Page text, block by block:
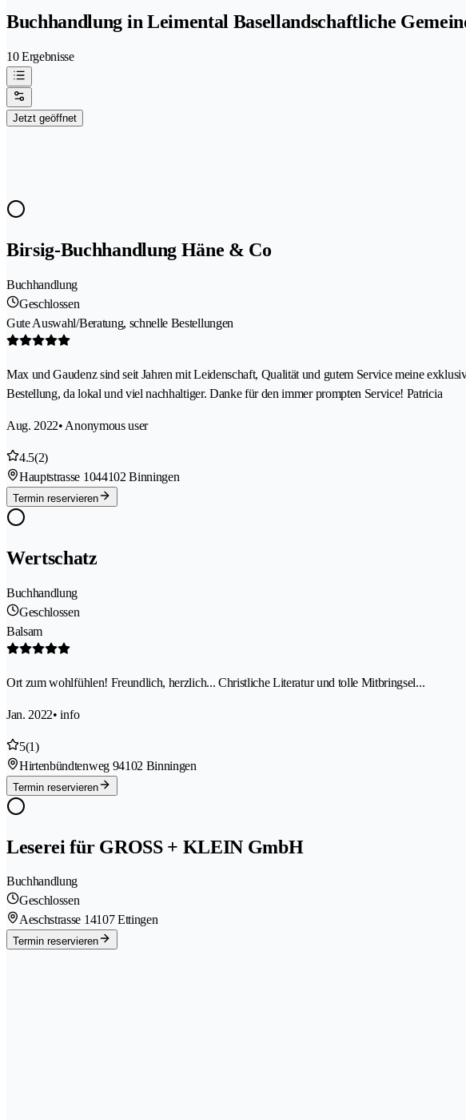
Buchhandlung in Leimental Basellandschaftliche
10 Ergebnisse
Jetzt geöffnet
Birsig-Buchhandlung Häne & Co
Buchhandlung
Geschlossen
Gute Auswahl/Beratung, schnelle Bestellungen
Max und Gaudenz sind seit Jahren mit Leidenschaft, Qualität und gutem Service meine
Bestellung, da lokal und viel nachhaltiger. Danke für den immer prompten Service! Patricia
Aug. 2022• Anonymous user
4.5(2)
Hauptstrasse 1044102 Binningen
Termin reservieren
Wertschatz
Buchhandlung
Geschlossen
Balsam
Ort zum wohlfühlen! Freundlich, herzlich... Christliche Literatur und tolle Mitbringsel...
Jan. 2022• info
5(1)
Hirtenbündtenweg 94102 Binningen
Termin reservieren
Leserei für GROSS + KLEIN GmbH
Buchhandlung
Geschlossen
Aeschstrasse 14107 Ettingen
Termin reservieren